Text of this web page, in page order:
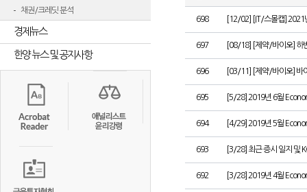
채권/크레딧 분석
경제뉴스
한양 뉴스 및 공지사항
698 [12/02] [IT/스몰캡] 2021
697 [08/18] [제약/바이오] 하
696 [03/11] [제약/바이오] 바
695 [5/28] 2019년 6월
694 [4/29] 2019년 5월
693 [3/28] 최근 증시 일지 및
692 [3/28] 2019년 4월